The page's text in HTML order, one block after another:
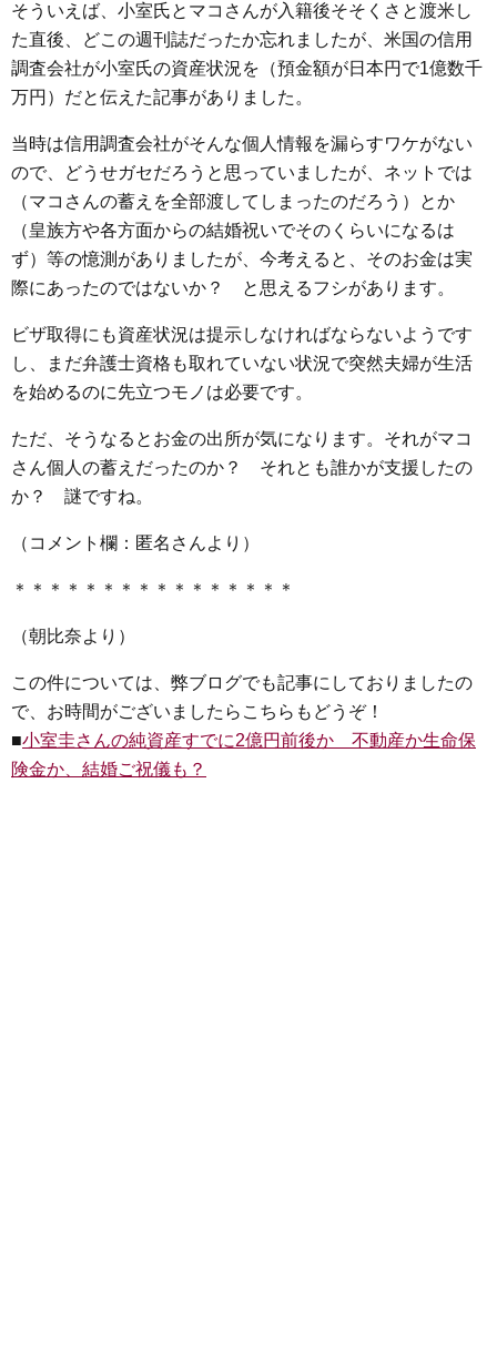
r
そういえば、小室氏とマコさんが入籍後そそくさと渡米し
た直後、どこの週刊誌だったか忘れましたが、米国の信用
調査会社が小室氏の資産状況を（預金額が日本円で1億数千
万円）だと伝えた記事がありました。
当時は信用調査会社がそんな個人情報を漏らすワケがない
ので、どうせガセだろうと思っていましたが、ネットでは
（マコさんの蓄えを全部渡してしまったのだろう）とか
（皇族方や各方面からの結婚祝いでそのくらいになるは
ず）等の憶測がありましたが、今考えると、そのお金は実
際にあったのではないか？ と思えるフシがあります。
ビザ取得にも資産状況は提示しなければならないようです
し、まだ弁護士資格も取れていない状況で突然夫婦が生活
を始めるのに先立つモノは必要です。
ただ、そうなるとお金の出所が気になります。それがマコ
さん個人の蓄えだったのか？ それとも誰かが支援したの
か？ 謎ですね。
（コメント欄：匿名さんより）
＊＊＊＊＊＊＊＊＊＊＊＊＊＊＊＊
（朝比奈より）
この件については、弊ブログでも記事にしておりましたの
で、お時間がございましたらこちらもどうぞ！
■小室圭さんの純資産すでに2億円前後か 不動産か生命保
険金か、結婚ご祝儀も？